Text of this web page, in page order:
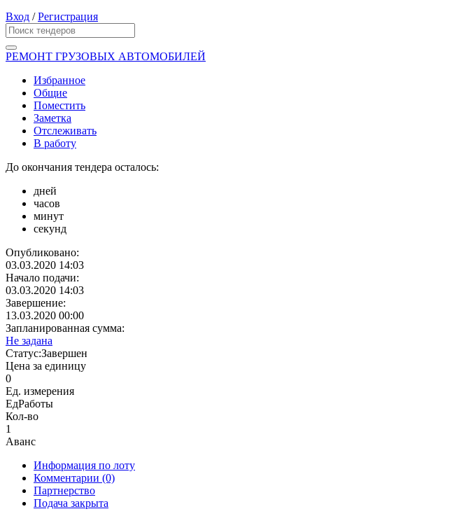
Вход /Регистрация
РЕМОНТ ГРУЗОВЫХ АВТОМОБИЛЕЙ
Избранное
Общие
Поместить
Заметка
Отслеживать
В работу
До окончания тендера осталось:
дней
часов
минут
секунд
Опубликовано:
03.03.2020 14:03
Начало подачи:
03.03.2020 14:03
Завершение:
13.03.2020 00:00
Запланированная сумма:
Не задана
Статус:Завершен
Цена за единицу
0
Ед. измерения
ЕдРаботы
Кол-во
1
Аванс
Информация по лоту
Комментарии (0)
Партнерство
Подача закрыта